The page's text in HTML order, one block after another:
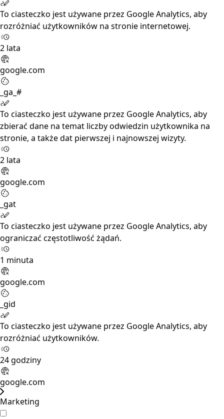
To ciasteczko jest używane przez Google Analytics, aby
rozróżniać użytkowników na stronie internetowej.
2 lata
google.com
_ga_#
To ciasteczko jest używane przez Google Analytics, aby
zbierać dane na temat liczby odwiedzin użytkownika na
stronie, a także dat pierwszej i najnowszej wizyty.
2 lata
google.com
_gat
To ciasteczko jest używane przez Google Analytics, aby
ograniczać częstotliwość żądań.
1 minuta
google.com
_gid
To ciasteczko jest używane przez Google Analytics, aby
rozróżniać użytkowników.
24 godziny
google.com
Marketing